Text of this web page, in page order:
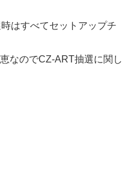
はすべてセットアップチ
なのでCZ-ART抽選に関し